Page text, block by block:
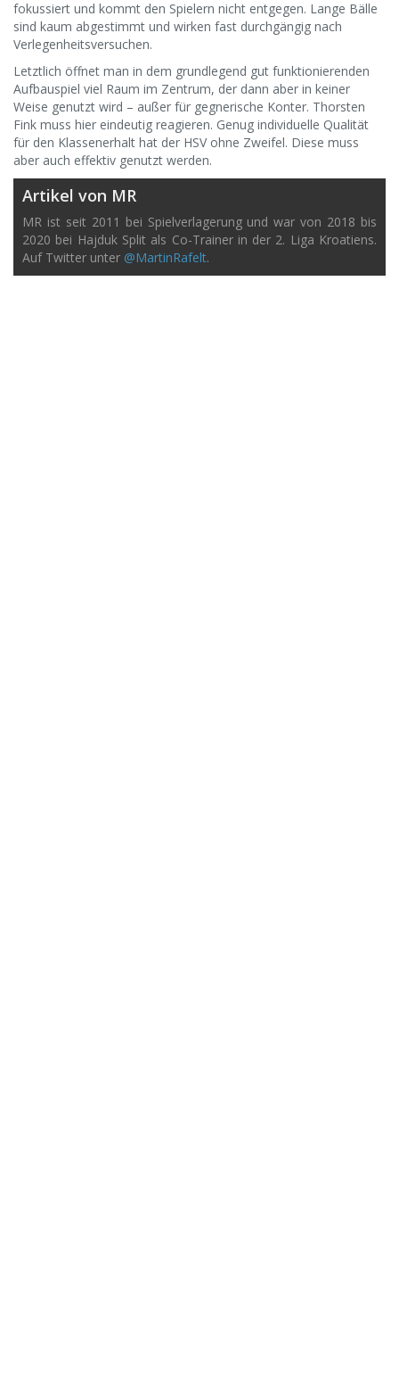
fokussiert und kommt den Spielern nicht entgegen. Lange Bälle
sind kaum abgestimmt und wirken fast durchgängig nach
Verlegenheitsversuchen.
Letztlich öffnet man in dem grundlegend gut funktionierenden
Aufbauspiel viel Raum im Zentrum, der dann aber in keiner
Weise genutzt wird – außer für gegnerische Konter. Thorsten
Fink muss hier eindeutig reagieren. Genug individuelle Qualität
für den Klassenerhalt hat der HSV ohne Zweifel. Diese muss
aber auch effektiv genutzt werden.
Artikel von MR
MR ist seit 2011 bei Spielverlagerung und war von 2018 bis
2020 bei Hajduk Split als Co-Trainer in der 2. Liga Kroatiens.
Auf Twitter unter @MartinRafelt.